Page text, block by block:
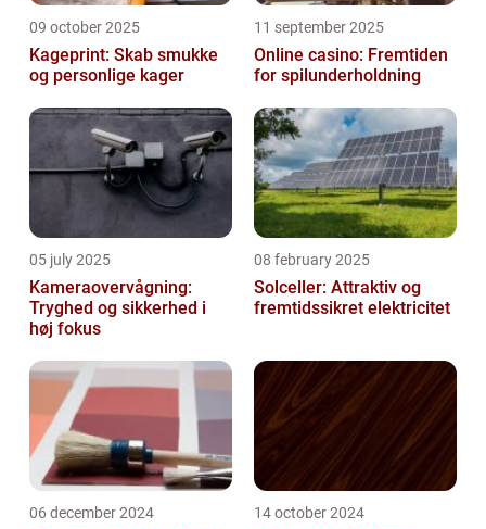
09 october 2025
Kageprint: Skab smukke
og personlige kager
11 september 2025
Online casino: Fremtiden
for spilunderholdning
05 july 2025
Kameraovervågning:
Tryghed og sikkerhed i
høj fokus
08 february 2025
Solceller: Attraktiv og
fremtidssikret elektricitet
06 december 2024 14 october 2024